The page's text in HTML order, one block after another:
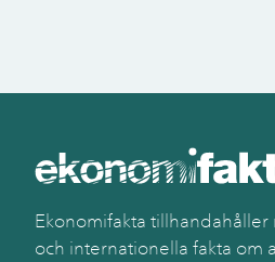
Ekonomifakta
och internationella fakta om